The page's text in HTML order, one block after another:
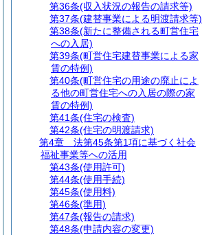
第36条(収入状況の報告の請求等)
第37条(建替事業による明渡請求等)
第38条(新たに整備される町営住宅
への入居)
第39条(町営住宅建替事業による家
賃の特例)
第40条(町営住宅の用途の廃止によ
る他の町営住宅への入居の際の家
賃の特例)
第41条(住宅の検査)
第42条(住宅の明渡請求)
第4章
法第45条第1項に基づく社会
福祉事業等への活用
第43条(使用許可)
第44条(使用手続)
第45条(使用料)
第46条(準用)
第47条(報告の請求)
第48条(申請内容の変更)